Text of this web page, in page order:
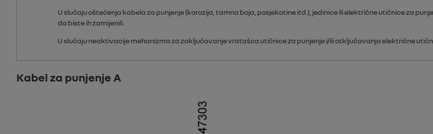
U slučaju oštećenja kabela za punjenje (korozija, tamna boja, posjekotine itd.), jedinice ili električne utičnice za
da biste ih zamijenili.
U slučaju neaktivacije mehanizma za zaključavanje vratašca utičnice za punjenje i/ili otključavanja električne
Kabel za punjenje A